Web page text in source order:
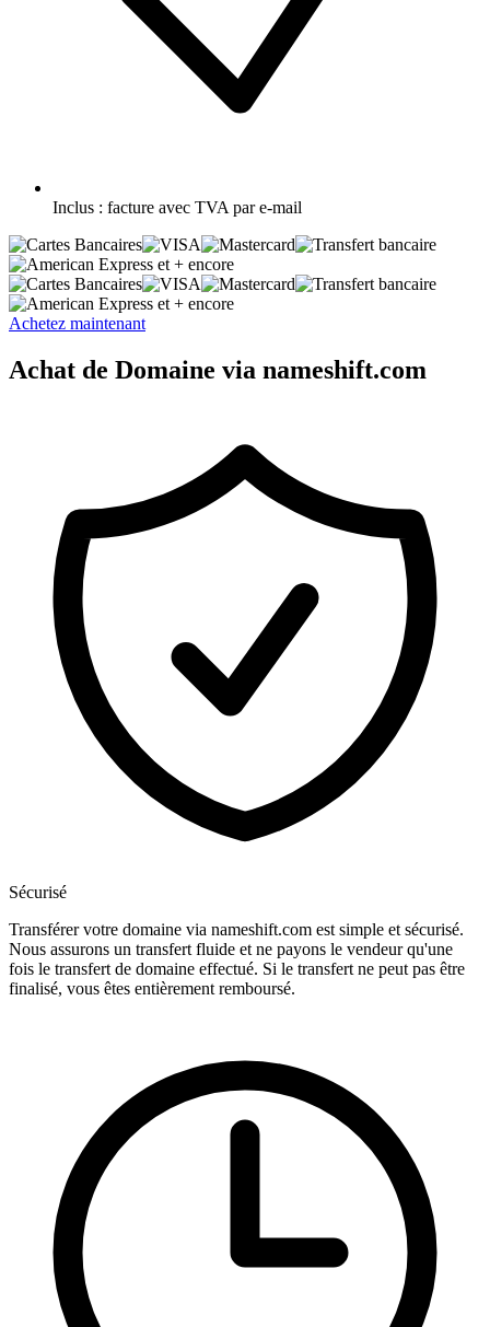
Inclus : facture avec TVA par e-mail
et + encore
et + encore
Achetez maintenant
Achat de Domaine via nameshift.com
Sécurisé
Transférer votre domaine via nameshift.com est simple et sécurisé.
Nous assurons un transfert fluide et ne payons le vendeur qu'une
fois le transfert de domaine effectué. Si le transfert ne peut pas être
finalisé, vous êtes entièrement remboursé.